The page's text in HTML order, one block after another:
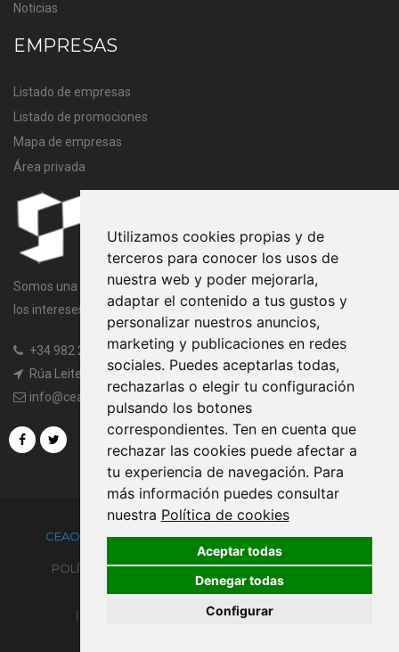
Utilizamos cookies propias y de
terceros para conocer los usos de
nuestra web y poder mejorarla,
adaptar el contenido a tus gustos y
personalizar nuestros anuncios,
marketing y publicaciones en redes
sociales. Puedes aceptarlas todas,
rechazarlas o elegir tu configuración
pulsando los botones
correspondientes. Ten en cuenta que
rechazar las cookies puede afectar a
tu experiencia de navegación. Para
más información puedes consultar
nuestra Política de cookies
Aceptar todas
Denegar todas
Configurar
Noticias
EMPRESAS
Listado de empresas
Listado de promociones
Mapa de empresas
Área privada
Somos una entidad sin ánimo de lucro cuya finalidad es velar por
los intereses comunes de todos los miembros de la Asociación.
+34 982 20 97 45|
+34 982 20 97 97
Rúa Leiteiras, s/n, 27003 Lugo
info@ceaogandaras.org
CEAOGANDARAS.ORG ®POWERED BYTRUSTYNET
POLÍTICA DE PRIVACIDAD
CONDICIONES DE USO
AVISO LEGAL
POLÍTICA DE COOKIES
CANAL DE INFORMACIÓN
CONTACTO